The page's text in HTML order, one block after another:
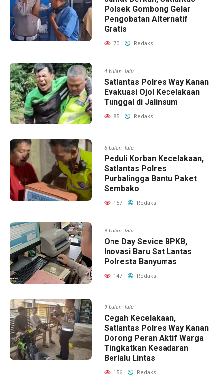
Polsek Gombong Gelar
Pengobatan Alternatif
Gratis
70 Redaksi
4 bulan lalu
Satlantas Polres Way Kanan
Evakuasi Ojol Kecelakaan
Tunggal di Jalinsum
85 Redaksi
6 bulan lalu
Peduli Korban Kecelakaan,
Satlantas Polres
Purbalingga Bantu Paket
Sembako
157 Redaksi
9 bulan lalu
One Day Sevice BPKB,
Inovasi Baru Sat Lantas
Polresta Banyumas
147 Redaksi
9 bulan lalu
Cegah Kecelakaan,
Satlantas Polres Way Kanan
Dorong Peran Aktif Warga
Tingkatkan Kesadaran
Berlalu Lintas
156 Redaksi